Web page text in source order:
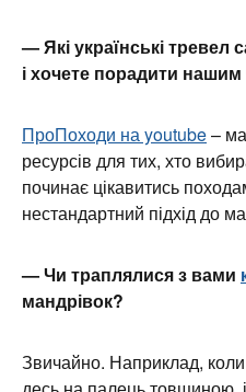
— Які українські тревел
і хочете порадити
ПроПоходи на youtube–
ресурсів для тих, хто
починає цікавитись
нестандартний підхід до
— Чи траплялися з вами
мандрівок?
Звичайно. Наприклад, коли